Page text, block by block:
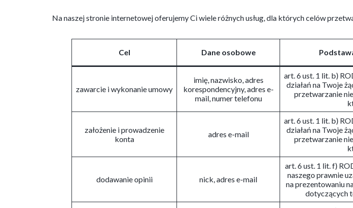
Na naszej stronie internetowej oferujemy Ci wiele różnych usług, dla których celów
Cel Dane osobowe
zawarcie i wykonanie umowy
imię, nazwisko, adres
korespondencyjny, adres e-
mail, numer telefonu
art. 6 ust. 1 lit. b)
działań na Twoje
przetwarzanie
założenie i prowadzenie
konta
adres e-mail
art. 6 ust. 1 lit. b)
działań na Twoje
przetwarzanie
dodawanie opinii nick, adres e-mail
art. 6 ust. 1 lit. f)
naszego prawnie
na prezentowaniu
dotyczących